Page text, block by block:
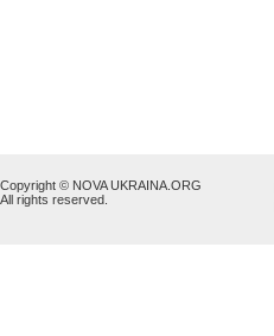
Copyright © NOVA UKRAINA.ORG
All rights reserved.